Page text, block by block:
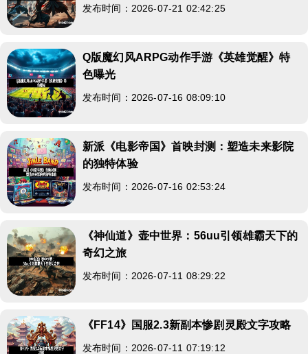
发布时间：2026-07-21 02:42:25
Q版魔幻风ARPG动作手游《英雄觉醒》特
色曝光
发布时间：2026-07-16 08:09:10
新派《电影帝国》首映封测：塑造未来影院
的独特体验
发布时间：2026-07-16 02:53:24
《神仙道》壶中世界：56uu引领雄霸天下的
奇幻之旅
发布时间：2026-07-11 08:29:22
《FF14》国服2.3新副本惨剧灵殿文字攻略
发布时间：2026-07-11 07:19:12